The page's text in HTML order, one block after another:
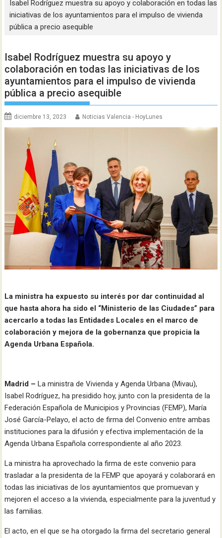
Isabel Rodríguez muestra su apoyo y colaboración en todas las
iniciativas de los ayuntamientos para el impulso de vivienda
pública a precio asequible
Isabel Rodríguez muestra su apoyo y
colaboración en todas las iniciativas de los
ayuntamientos para el impulso de vivienda
pública a precio asequible
diciembre 13, 2023 Noticias Valencia - HoyLunes
La ministra ha expuesto su interés por dar continuidad al
que hasta ahora ha sido el “Ministerio de las Ciudades” para
acercarlo a todas las Entidades Locales en el marco de
colaboración y mejora de la gobernanza que propicia la
Agenda Urbana Española.
Madrid – La ministra de Vivienda y Agenda Urbana (Mivau),
Isabel Rodríguez, ha presidido hoy, junto con la presidenta de la
Federación Española de Municipios y Provincias (FEMP), María
José García-Pelayo, el acto de firma del Convenio entre ambas
instituciones para la difusión y efectiva implementación de la
Agenda Urbana Española correspondiente al año 2023.
La ministra ha aprovechado la firma de este convenio para
trasladar a la presidenta de la FEMP que apoyará y colaborará en
todas las iniciativas de los ayuntamientos que promuevan y
mejoren el acceso a la vivienda, especialmente para la juventud y
las familias.
El acto, en el que se ha otorgado la firma del secretario general